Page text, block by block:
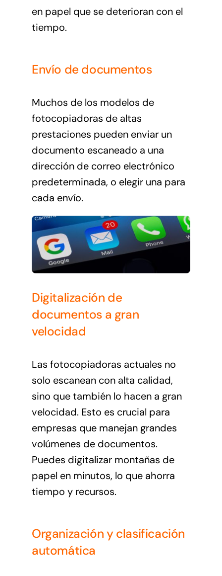
en papel que se deterioran con el
tiempo.
Envío de documentos
Muchos de los modelos de
fotocopiadoras de altas
prestaciones pueden enviar un
documento escaneado a una
dirección de correo electrónico
predeterminada, o elegir una para
cada envío.
Digitalización de
documentos a gran
velocidad
Las fotocopiadoras actuales no
solo escanean con alta calidad,
sino que también lo hacen a gran
velocidad. Esto es crucial para
empresas que manejan grandes
volúmenes de documentos.
Puedes digitalizar montañas de
papel en minutos, lo que ahorra
tiempo y recursos.
Organización y clasificación
automática